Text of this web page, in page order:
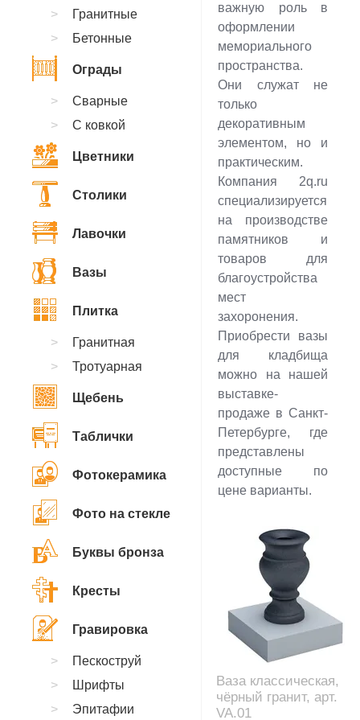
важную роль в
оформлении
мемориального
пространства.
Они служат не
только
декоративным
элементом, но и
практическим.
Компания 2q.ru
специализируется
на производстве
памятников и
товаров для
благоустройства
мест
захоронения.
Приобрести вазы
для кладбища
можно на нашей
выставке-
продаже в Санкт-
Петербурге, где
представлены
доступные по
цене варианты.
Ваза классическая,
чёрный гранит, арт.
VA.01
Гранитные
Бетонные
Ограды
Сварные
С ковкой
Цветники
Столики
Лавочки
Вазы
Плитка
Гранитная
Тротуарная
Щебень
Таблички
Фотокерамика
Фото на стекле
Буквы бронза
Кресты
Гравировка
Пескоструй
Шрифты
Эпитафии